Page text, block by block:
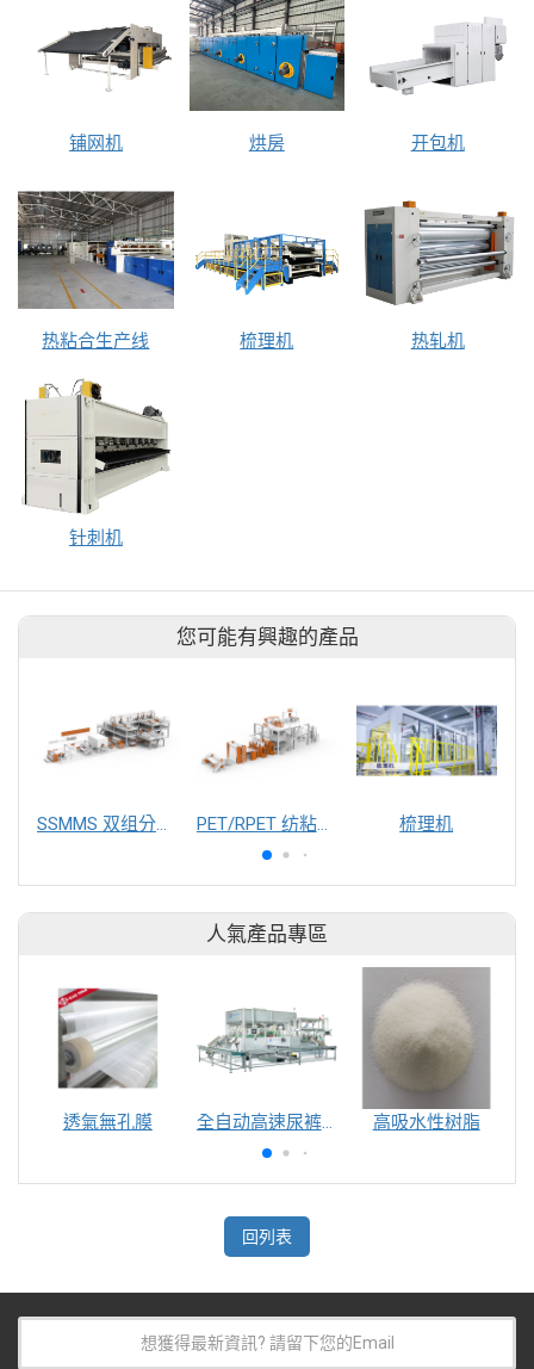
铺网机 烘房 开包机
热粘合生产线 梳理机 热轧机
针刺机
您可能有興趣的產品
SSMMS 双组分无纺布设备 PET/RPET 纺粘针刺无纺布设备 梳理机
人氣產品專區
透氣無孔膜 全自动高速尿裤包装机（自动换号） 高吸水性树脂
回列表